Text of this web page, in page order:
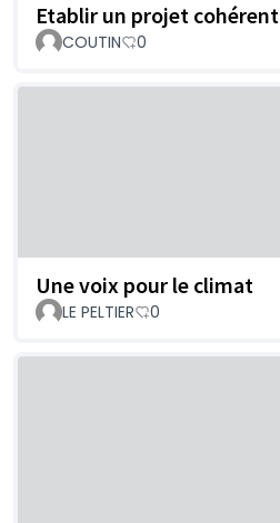
Etablir un projet cohérent
COUTIN 0
Une voix pour le climat
LE PELTIER 0